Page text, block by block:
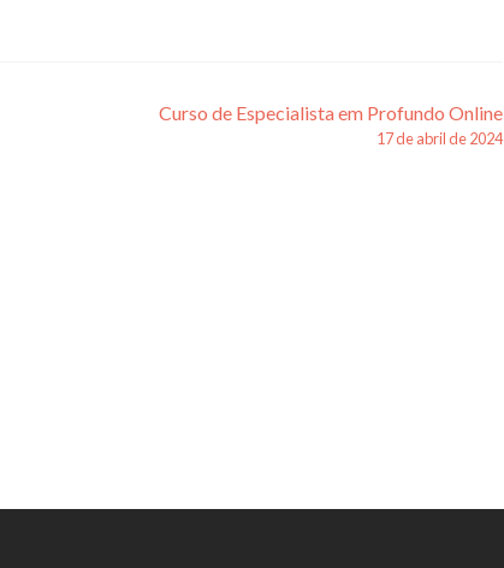
Curso de Especialista em Profundo Online
17 de abril de 2024